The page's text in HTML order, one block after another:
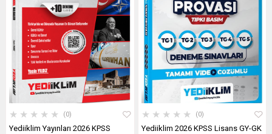
★ ★ ★ ★ ★ 0
Yediiklim Yayınları 2026 KPSS
★ ★ ★ ★ ★ 0
Yediiklim 2026 KPSS Lisans GY-GK